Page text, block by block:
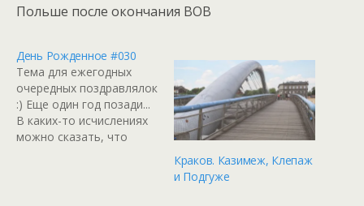
Польше после окончания ВОВ
День Рожденное #030
Тема для ежегодных
очередных поздравлялок
:) Еще один год позади...
В каких-то исчислениях
можно сказать, что
Краков. Казимеж, Клепаж
и Подгуже